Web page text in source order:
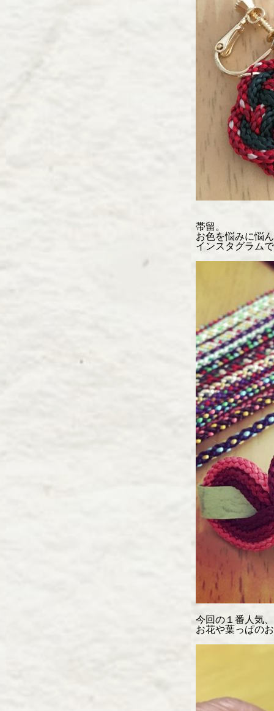
帯留。
お色を悩みに悩
インスタグラム
今回の１番人気
お花や葉っぱの